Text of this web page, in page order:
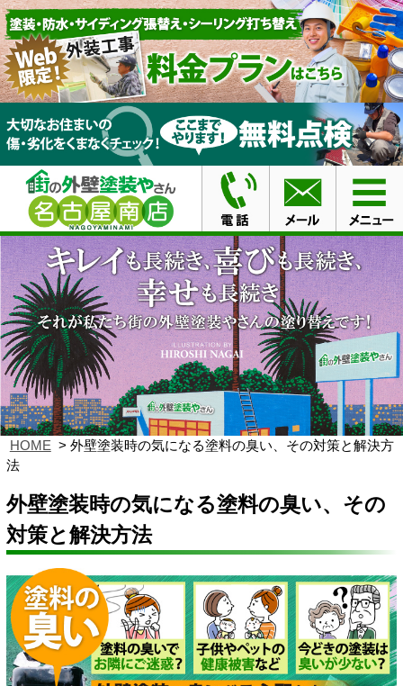
HOME
外壁塗装時の気になる塗料の臭い、その対策と解決方
法
外壁塗装時の気になる塗料の臭い、その
対策と解決方法